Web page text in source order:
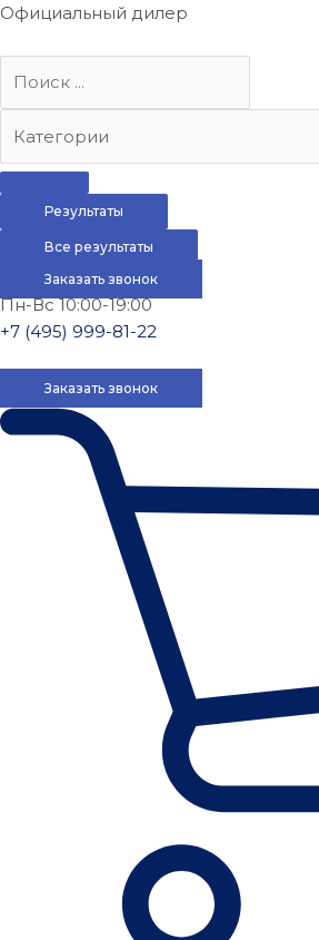
Официальный дилер
Результаты
Все результаты
Заказать звонок
Пн-Вс 10:00-19:00
+7 (495) 999-81-22
Заказать звонок